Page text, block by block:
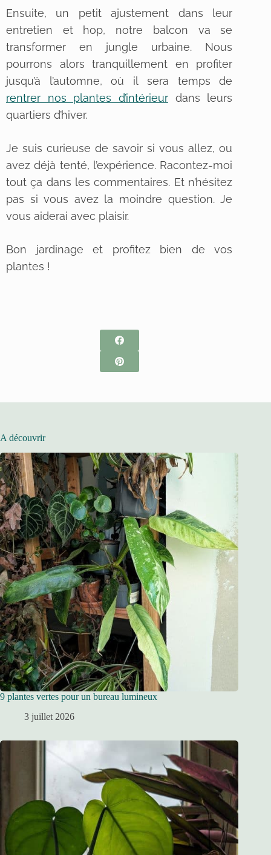
Ensuite, un petit ajustement dans leur
entretien et hop, notre balcon va se
transformer en jungle urbaine. Nous
pourrons alors tranquillement en profiter
jusqu’à l’automne, où il sera temps de
rentrer nos plantes d’intérieurdans leurs
quartiers d’hiver.
Je suis curieuse de savoir si vous allez, ou
avez déjà tenté, l’expérience. Racontez-moi
tout ça dans les commentaires. Et n’hésitez
pas si vous avez la moindre question. Je
vous aiderai avec plaisir.
Bon jardinage et profitez bien de vos
plantes !
A découvrir
9 plantes vertes pour un bureau lumineux
3 juillet 2026